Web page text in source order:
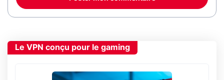
Le VPN conçu pour le gaming